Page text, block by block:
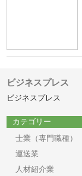
ビジネスプレス
ビジネスプレス
カテゴリー
士業（専門職種）
運送業
人材紹介業